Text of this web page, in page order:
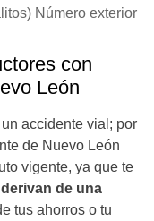
Número exterior
con
León
accidente vial; por
de Nuevo León
vigente, ya que te
de una
tus ahorros o tu